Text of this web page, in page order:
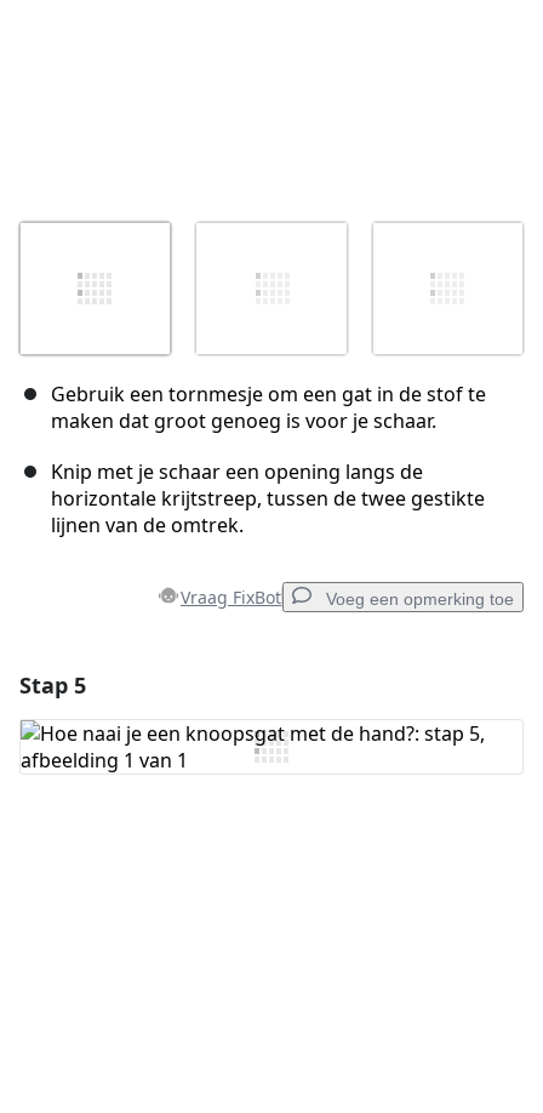
Gebruik een tornmesje om een gat in de stof te
maken dat groot genoeg is voor je schaar.
Knip met je schaar een opening langs de
horizontale krijtstreep, tussen de twee gestikte
lijnen van de omtrek.
Vraag FixBot Voeg een opmerking toe
Voeg opmerking toe
Stap 5